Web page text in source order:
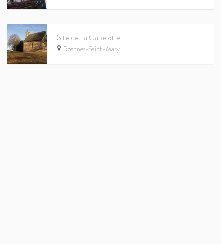
Site de La Capelotte
Roannes-Saint-Mary